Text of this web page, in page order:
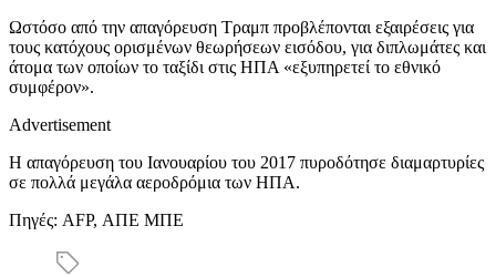
Ωστόσο από την απαγόρευση Τραμπ προβλέπονται εξαιρέσεις για
τους κατόχους ορισμένων θεωρήσεων εισόδου, για διπλωμάτες και
άτομα των οποίων το ταξίδι στις ΗΠΑ «εξυπηρετεί το εθνικό
συμφέρον».
Advertisement
Η απαγόρευση του Ιανουαρίου του 2017 πυροδότησε διαμαρτυρίες
σε πολλά μεγάλα αεροδρόμια των ΗΠΑ.
Πηγές: AFP, ΑΠΕ ΜΠΕ